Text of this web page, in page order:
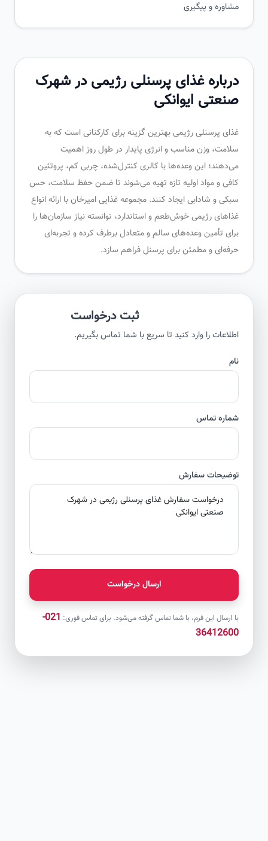
مشاوره و پیگیری
درباره غذای پرسنلی رژیمی در شهرک
صنعتی ایوانکی
غذای پرسنلی رژیمی بهترین گزینه برای کارکنانی است که به
سلامت، وزن مناسب و انرژی پایدار در طول روز اهمیت
می‌دهند؛ این وعده‌ها با کالری کنترل‌شده، چربی کم، پروتئین
کافی و مواد اولیه تازه تهیه می‌شوند تا ضمن حفظ سلامت، حس
سبکی و شادابی ایجاد کنند. مجموعه غذایی امیرخان با ارائه انواع
غذاهای رژیمی خوش‌طعم و استاندارد، توانسته نیاز سازمان‌ها را
برای تأمین وعده‌های سالم و متعادل برطرف کرده و تجربه‌ای
حرفه‌ای و مطمئن برای پرسنل فراهم سازد.
ثبت درخواست
اطلاعات را وارد کنید تا سریع با شما تماس بگیریم.
شماره تماس
توضیحات سفارش
ارسال درخواست
با ارسال این فرم، با شما تماس گرفته می‌شود. برای تماس فوری:
021-
36412600